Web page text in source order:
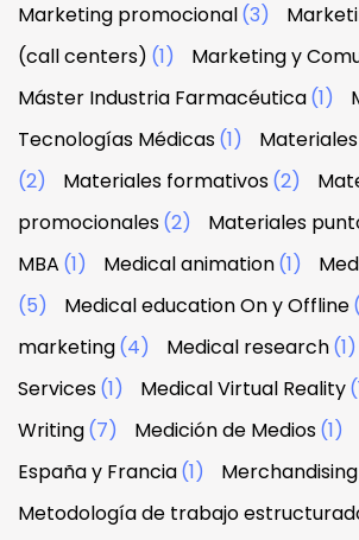
Marketing promocional(3)
(call centers) (1) Marketing y
Máster Industria Farmacéutica(1)
Tecnologías Médicas(1)
(2)
Materiales formativos(2)
promocionales(2) Materiales
MBA (1) Medical animation(1)
(5)
Medical education On y Offline
marketing(4) Medical research(1)
Services(1) Medical Virtual Reality
Writing(7) Medición de Medios(1)
España y Francia(1)
Metodología de trabajo